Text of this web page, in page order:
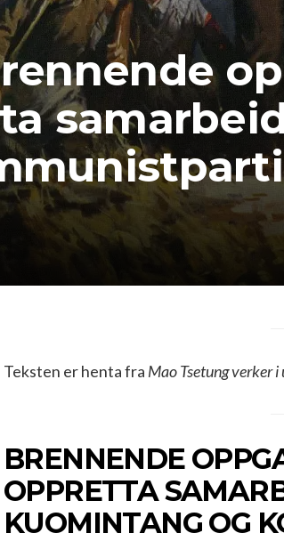
Teksten er henta fra Mao Tsetung verker
BRENNENDE
OPPRETTA
KUOMINTANG OG